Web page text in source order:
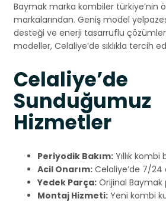
Baymak marka kombiler türkiye’nin
markalarından. Geniş model
desteği ve enerji tasarruflu çözümler
modeller, Celaliye’de sıklıkla tercih
Celaliye’de
Sunduğumuz
Hizmetler
Periyodik Bakım: Yıllık kombi
Acil Onarım: Celaliye’de 7/24
Yedek Parça: Orijinal Baymak
Montaj Hizmeti: Yeni kombi